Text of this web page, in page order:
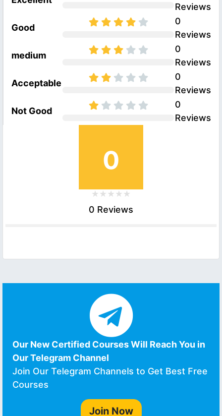
Reviews
Good
0
Reviews
medium
0
Reviews
Acceptable
0
Reviews
Not Good
0
Reviews
0
0 Reviews
Our New Certified Courses Will Reach You in
Our Telegram Channel
Join Our Telegram Channels to Get Best Free
Courses
Join Now